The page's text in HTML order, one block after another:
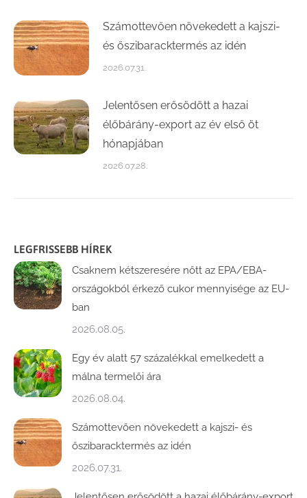
Számottevően növekedett a kajszi-
és őszibaracktermés az idén
2026.07.31.
Jelentősen erősödött a hazai
élőbárány-export az év első öt
hónapjában
2026.07.28.
LEGFRISSEBB HÍREK
Csaknem kétszeresére nőtt az EPA/EBA-
országokból érkező cukor mennyisége az EU-
ban
2026.08.05.
Egy év alatt 57 százalékkal emelkedett a
málna termelői ára
2026.08.04.
Számottevően növekedett a kajszi- és
őszibaracktermés az idén
2026.07.31.